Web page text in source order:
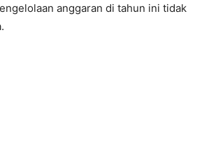
anggaran di tahun ini tidak